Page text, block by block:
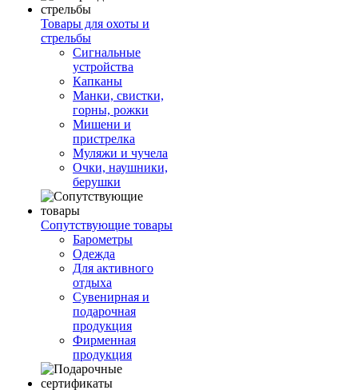
Товары для охоты и
стрельбы
Сигнальные
устройства
Капканы
Манки, свистки,
горны, рожки
Мишени и
пристрелка
Муляжи и чучела
Очки, наушники,
берушки
Сопутствующие товары
Барометры
Одежда
Для активного
отдыха
Сувенирная и
подарочная
продукция
Фирменная
продукция